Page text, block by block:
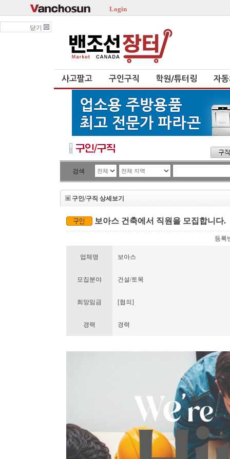
Login
닫기
사고팔고 구인구직 학원/튜터링 자
검색
구인/구직 상세보기
보아스 건축에서 직원을 모집합니다.
등록
업체명 보아스
모집분야 건설/토목
희망임금 [협의]
경력 경력